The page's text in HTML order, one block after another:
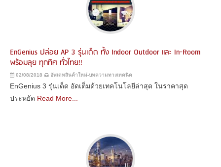
EnGenius ปล่อย AP 3 รุ่นเด็ด ทั้ง Indoor Outdoor และ In-Room
พร้อมลุย ทุกทิศ ทั่วไทย!!
02/08/2018 อัพเดทสินค้าใหม่-บทความทางเทคนิค
EnGenius 3 รุ่นเด็ด อัดเต็มด้วยเทคโนโลยีล่าสุด ในราคาสุด
ประหยัด Read More...